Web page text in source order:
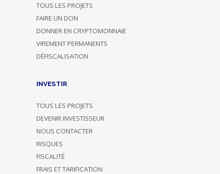
TOUS LES PROJETS
FAIRE UN DON
DONNER EN CRYPTOMONNAIE
VIREMENT PERMANENTS
DÉFISCALISATION
INVESTIR
TOUS LES PROJETS
DEVENIR INVESTISSEUR
NOUS CONTACTER
RISQUES
FISCALITÉ
FRAIS ET TARIFICATION